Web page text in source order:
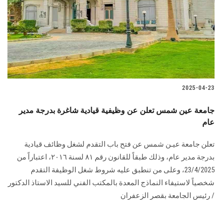
2025-04-23
جامعة عين شمس تعلن عن وظيفية قيادية شاغرة بدرجة مدير
عام
تعلن جامعة عيـن شمس عن فتح باب التقدم لشغل وظائف قيادية
بدرجة مدير عام، وذلك طبقاً للقانون رقم ۸۱ لسنة ٢٠١٦، اعتباراً من
23/4/2025، وعلى من تنطبق عليه شروط شغل الوظيفة التقدم
شخصياً لاستيفاء النماذج المعدة بالمكتب الفني للسيد الاستاذ الدكتور
/ رئيس الجامعة بقصر الزعفران